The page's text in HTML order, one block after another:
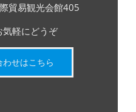
貿易観光会館405
気軽にどうぞ
わせはこちら